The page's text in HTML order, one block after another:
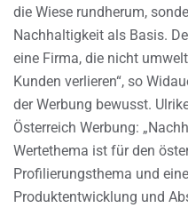
die Wiese rundherum,
Nachhaltigkeit als Basis.
eine Firma, die nicht
Kunden verlieren“, so
der Werbung bewusst.
Österreich Werbung:
Wertethema ist für den
Profilierungsthema und
Produktentwicklung und